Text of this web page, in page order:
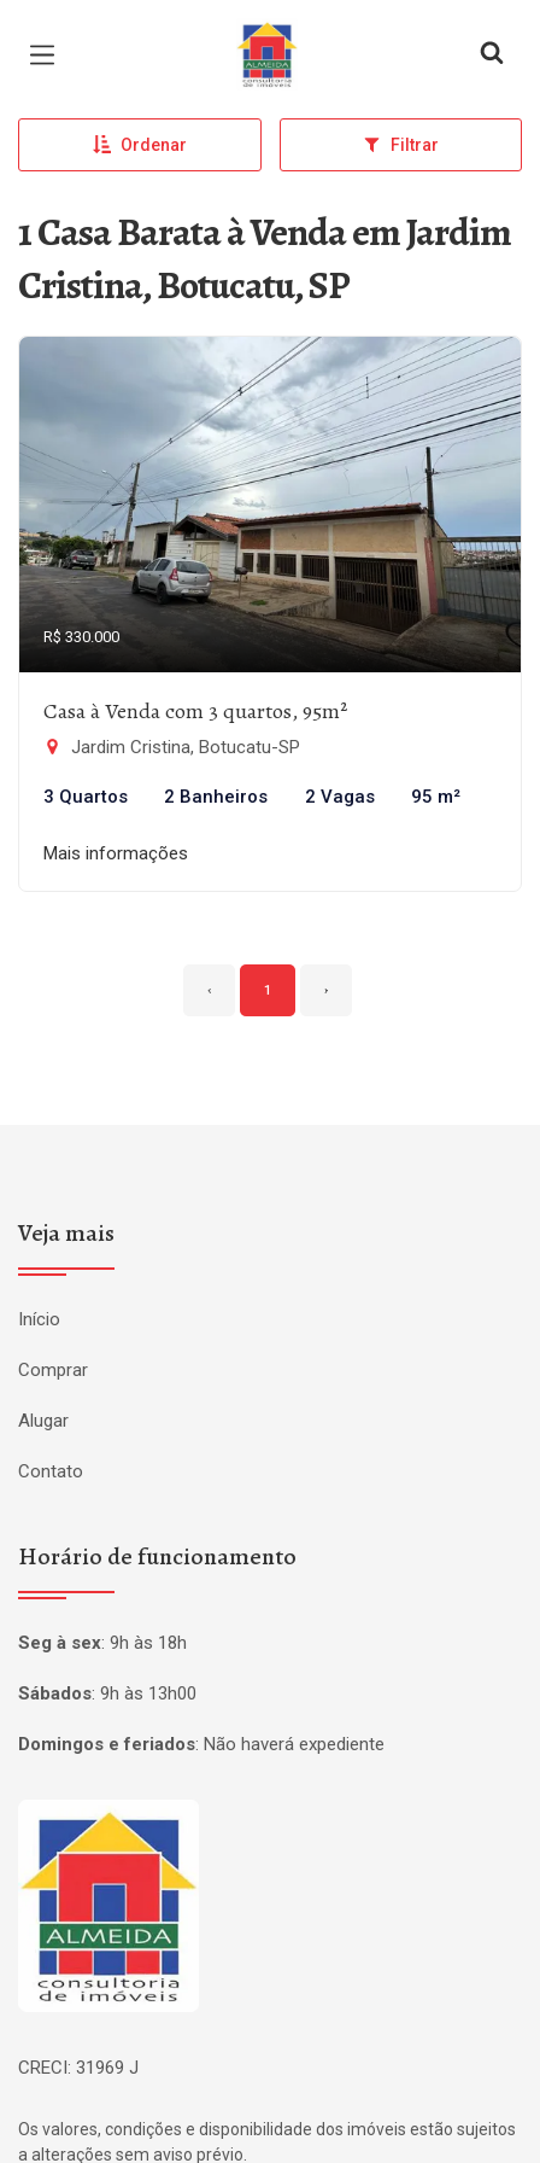
Página inicial
Ordenar Filtrar
1 Casa Barata à Venda em Jardim
Cristina, Botucatu, SP
R$ 330.000
Casa à Venda com 3 quartos, 95m²
Jardim Cristina, Botucatu-SP
3 Quartos 2 Banheiros 2 Vagas 95 m²
Mais informações
‹ 1 ›
Veja mais
Início
Comprar
Alugar
Contato
Horário de funcionamento
Seg à sex: 9h às 18h
Sábados: 9h às 13h00
Domingos e feriados: Não haverá expediente
Página inicial
CRECI: 31969 J
Os valores, condições e disponibilidade dos imóveis estão sujeitos
a alterações sem aviso prévio.